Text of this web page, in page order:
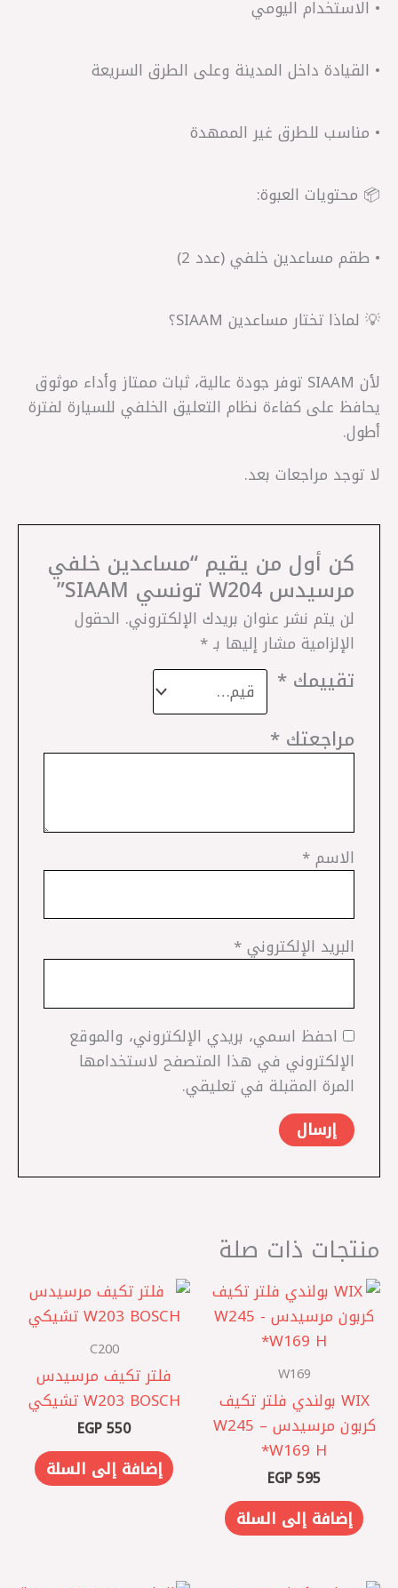
• الاستخدام اليومي
• القيادة داخل المدينة وعلى الطرق السريعة
• مناسب للطرق غير الممهدة
📦 محتويات العبوة:
• طقم مساعدين خلفي (عدد 2)
💡 لماذا تختار مساعدين SIAAM؟
لأن SIAAM توفر جودة عالية، ثبات ممتاز وأداء موثوق
يحافظ على كفاءة نظام التعليق الخلفي للسيارة لفترة
أطول.
لا توجد مراجعات بعد.
كن أول من يقيم “مساعدين خلفي
مرسيدس W204 تونسي SIAAM”
لن يتم نشر عنوان بريدك الإلكتروني. الحقول
الإلزامية مشار إليها بـ*
تقييمك*
مراجعتك*
الاسم*
البريد الإلكتروني*
احفظ اسمي، بريدي الإلكتروني، والموقع
الإلكتروني في هذا المتصفح لاستخدامها
المرة المقبلة في تعليقي.
منتجات ذات صلة
W169
WIX بولندي فلتر تكيف
كربون مرسيدس W245 –
W169 H*
EGP595
إضافة إلى السلة
C200
فلتر تكيف مرسيدس
W203 BOSCH تشيكي
EGP550
إضافة إلى السلة